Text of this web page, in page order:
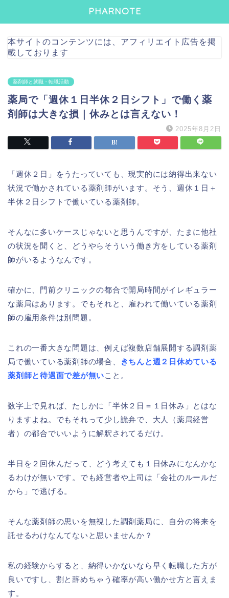
PHARNOTE
本サイトのコンテンツには、アフィリエイト広告を掲
載しております
薬剤師と就職・転職活動
薬局で「週休１日半休２日シフト」で働く薬
剤師は大きな損｜休みとは言えない！
2025年8月2日
「週休２日」をうたっていても、現実的には納得出来ない
状況で働かされている薬剤師がいます。そう、週休１日＋
半休２日シフトで働いている薬剤師。
そんなに多いケースじゃないと思うんですが、たまに他社
の状況を聞くと、どうやらそういう働き方をしている薬剤
師がいるようなんです。
確かに、門前クリニックの都合で開局時間がイレギュラー
な薬局はあります。でもそれと、雇われて働いている薬剤
師の雇用条件は別問題。
これの一番大きな問題は、例えば複数店舗展開する調剤薬
局で働いている薬剤師の場合、
きちんと週２日休めている
薬剤師と待遇面で差が無いこと。
数字上で見れば、たしかに「半休２日＝１日休み」とはな
りますよね。でもそれって少し詭弁で、大人（薬局経営
者）の都合でいいように解釈されてるだけ。
半日を２回休んだって、どう考えても１日休みになんかな
るわけが無いです。でも経営者や上司は「会社のルールだ
から」で逃げる。
そんな薬剤師の思いを無視した調剤薬局に、自分の将来を
託せるわけなんてないと思いませんか？
私の経験からすると、納得いかないなら早く転職した方が
良いですし、割と辞めちゃう確率が高い働かせ方と言えま
す。